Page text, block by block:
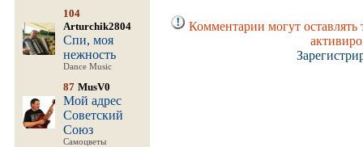
104
Arturchik2804
Спи, моя
нежность
Dance Music
87 MusV0
Мой адрес
Советский
Союз
Самоцветы
Комментарии могут оставлять